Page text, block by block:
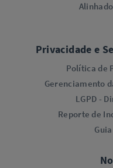
Privacidade e
Política de
Gerenciamento
LGPD -
Reporte de